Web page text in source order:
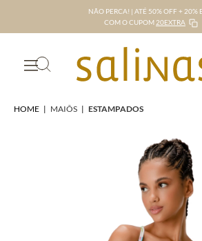
NÃO PERCA! | ATÉ 50% OFF + 20%
COM O CUPOM 20EXTRA
HOME | MAIÔS | ESTAMPADOS